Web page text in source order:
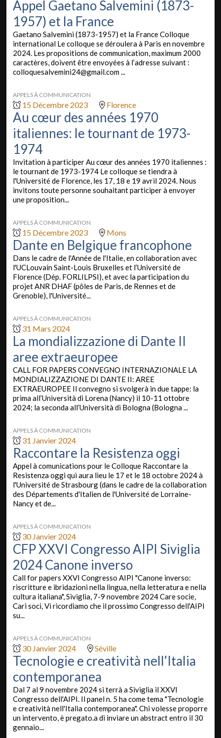
Appel Gaetano Salvemini (1873-
1957) et la France
Gaetano Salvemini (1873-1957) et la France Colloque
international Le colloque se déroulera à Paris en novembre
2024. Les propositions de communication, maximum 2000
caractères, doivent être envoyées à l’adresse suivant :
colloquesalvemini24@gmail.com ...
APPELS À COMMUNICATION
15 Décembre 2023 Florence
Au cœur des années 1970
italiennes: le tournant de 1973-
1974
Invitation à participer Au cœur des années 1970 italiennes :
le tournant de 1973-1974 Le colloque se tiendra à
l'Université de Florence, les 17, 18 e 19 avril 2024. Nous
invitons toute personne souhaitant participer à envoyer
une proposition...
APPELS À COMMUNICATION
15 Décembre 2023 Mons
Dante en Belgique francophone
Dans le cadre de l'Année de l'Italie, en collaboration avec
l'UCLouvain Saint-Louis Bruxelles et l’Université de
Florence (Dép. FORLILPSI), et avec la participation du
projet ANR DHAF (pôles de Paris, de Rennes et de
Grenoble), l'Université...
APPELS À COMMUNICATION
31 Mars 2024
La mondializzazione di Dante II
aree extraeuropee
CALL FOR PAPERS CONVEGNO INTERNAZIONALE LA
MONDIALIZZAZIONE DI DANTE II: AREE
EXTRAEUROPEE Il convegno si svolgerà in due tappe: la
prima all’Università di Lorena (Nancy) il 10-11 ottobre
2024; la seconda all’Università di Bologna (Bologna ...
APPELS À COMMUNICATION
31 Janvier 2024
Raccontare la Resistenza oggi
Appel à comunications pour le Colloque Raccontare la
Resistenza oggi qui aura lieu le 17 et le 18 octobre 2024 à
l'Université de Strasbourg (dans le cadre de la collaboration
des Départements d'Italien de l'Université de Lorraine-
Nancy et de...
APPELS À COMMUNICATION
30 Janvier 2024
CFP XXVI Congresso AIPI Siviglia
2024 Canone inverso
Call for papers XXVI Congresso AIPI "Canone inverso:
riscritture e ibridazioni nella lingua, nella letteratura e nella
cultura italiana", Siviglia, 7-9 novembre 2024 Care socie,
Cari soci, Vi ricordiamo che il prossimo Congresso dell'AIPI
su...
APPELS À COMMUNICATION
30 Janvier 2024 Séville
Tecnologie e creatività nell’Italia
contemporanea
Dal 7 al 9 novembre 2024 si terrà a Siviglia il XXVI
Congresso dell'AIPI. Il panel n. 5 ha come tema "Tecnologie
e creatività nell'Italia contemporanea". Chi volesse proporre
un intervento, è pregato.a di inviare un abstract entro il 30
gennaio...